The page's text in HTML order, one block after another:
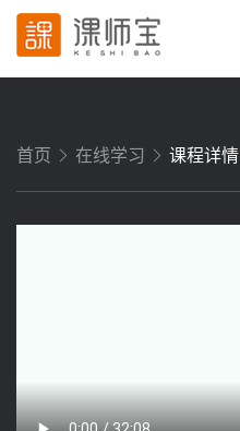
首页 在线学习 课程详情